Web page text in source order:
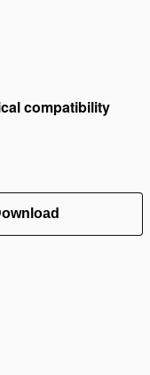
compatibility